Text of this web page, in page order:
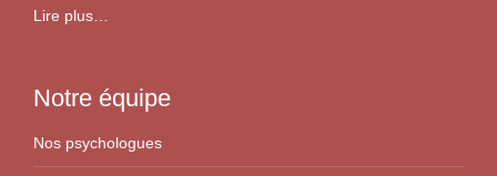
Lire plus…
Notre équipe
Nos psychologues